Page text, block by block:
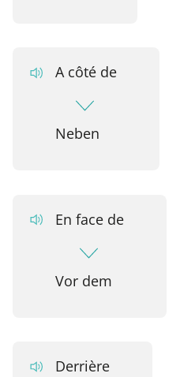
A côté de
Neben
En face de
Vor dem
Derrière